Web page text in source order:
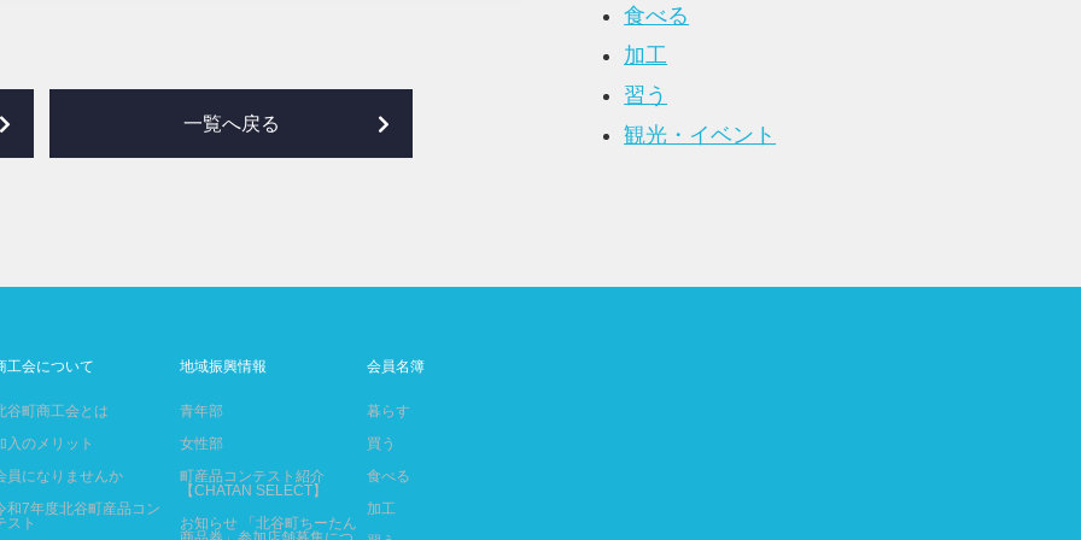
一覧へ戻る
食べる
加工
習う
観光・イベント
工会について
谷町商工会とは
入のメリット
員になりませんか
和7年度北谷町産品コン
スト
地域振興情報
青年部
女性部
町産品コンテスト紹介
【CHATAN SELECT】
お知らせ 「北谷町ちーたん
会員名簿
暮らす
買う
食べる
加工